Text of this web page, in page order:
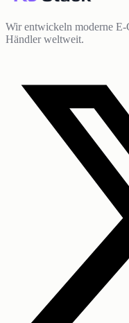
Wir entwickeln moderne
Händler weltweit.